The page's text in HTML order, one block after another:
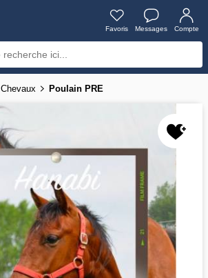
Favoris Messages Compte
Chevaux Poulain PRE